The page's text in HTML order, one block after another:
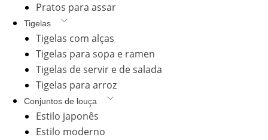
Pratos para assar
Tigelas
Tigelas com alças
Tigelas para sopa e ramen
Tigelas de servir e de salada
Tigelas para arroz
Conjuntos de louça
Estilo japonês
Estilo moderno